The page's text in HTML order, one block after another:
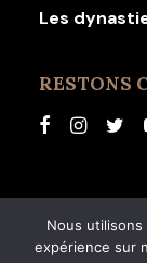
Les
RESTONS
© 2026
Nous
expérience sur